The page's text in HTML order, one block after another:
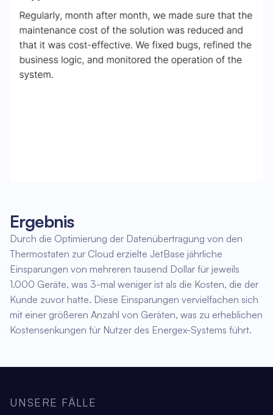
Ergebnis
Durch die Optimierung der Datenübertragung von den
Thermostaten zur Cloud erzielte JetBase jährliche
Einsparungen von mehreren tausend Dollar für jeweils
1.000 Geräte, was 3-mal weniger ist als die Kosten, die der
Kunde zuvor hatte. Diese Einsparungen vervielfachen sich
mit einer größeren Anzahl von Geräten, was zu erheblichen
Kostensenkungen für Nutzer des Energex-Systems führt.
UNSERE FÄLLE